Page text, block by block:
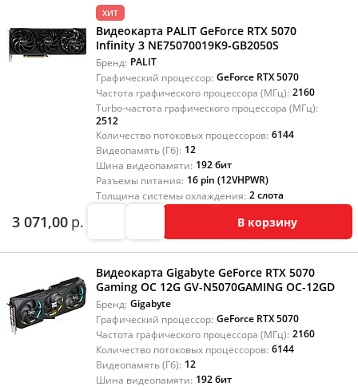
ХИТ
Видеокарта PALIT GeForce RTX 5070
Infinity 3 NE75070019K9-GB2050S
Бренд: PALIT
Графический процессор: GeForce RTX 5070
Частота графического процессора (МГц): 2160
Turbo-частота графического процессора (МГц):
2512
Количество потоковых процессоров: 6144
Видеопамять (Гб): 12
Шина видеопамяти: 192 бит
Разъемы питания: 16 pin (12VHPWR)
Толщина системы охлаждения: 2 слота
3 071,00 р. В корзину
Видеокарта Gigabyte GeForce RTX 5070
Gaming OC 12G GV-N5070GAMING OC-12GD
Бренд: Gigabyte
Графический процессор: GeForce RTX 5070
Частота графического процессора (МГц): 2160
Количество потоковых процессоров: 6144
Видеопамять (Гб): 12
Шина видеопамяти: 192 бит